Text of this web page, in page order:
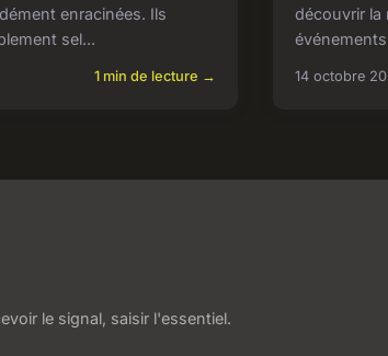
enracinées. Ils
sel...
1 min de lecture →
découvrir la
14 octobre
le signal, saisir l'essentiel.